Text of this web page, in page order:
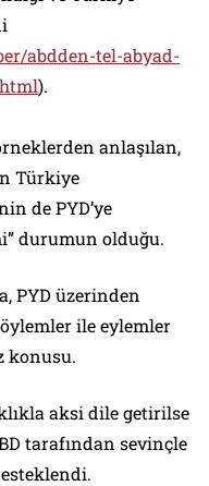
abdden-tel-abyad-
).
anlaşılan,
Türkiye
de PYD’ye
durumun olduğu.
PYD üzerinden
ile eylemler
konusu.
aksi dile getirilse
tarafından sevinçle